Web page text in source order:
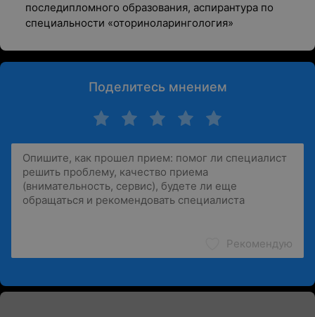
последипломного образования, аспирантура по
специальности «оториноларингология»
Поделитесь мнением
Рекомендую